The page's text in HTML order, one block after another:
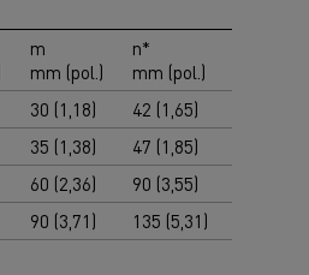
m
mm (pol.)
n*
mm (pol.)
30 (1,18)
42 (1,65)
35 (1,38)
47 (1,85)
60 (2,36)
90 (3,55)
90 (3,71)
135 (5,31)